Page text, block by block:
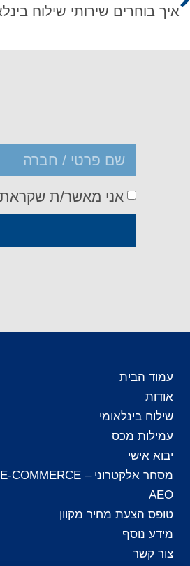
אני מאשר/ת
עמוד הבית
אודות
שילוח בינלאומי
עמילות מכס
יבוא אישי
מסחר אלקטרוני – E-COMMERCE
AEO
טופס הצעת מחיר מקוון
מידע נוסף
צור קשר